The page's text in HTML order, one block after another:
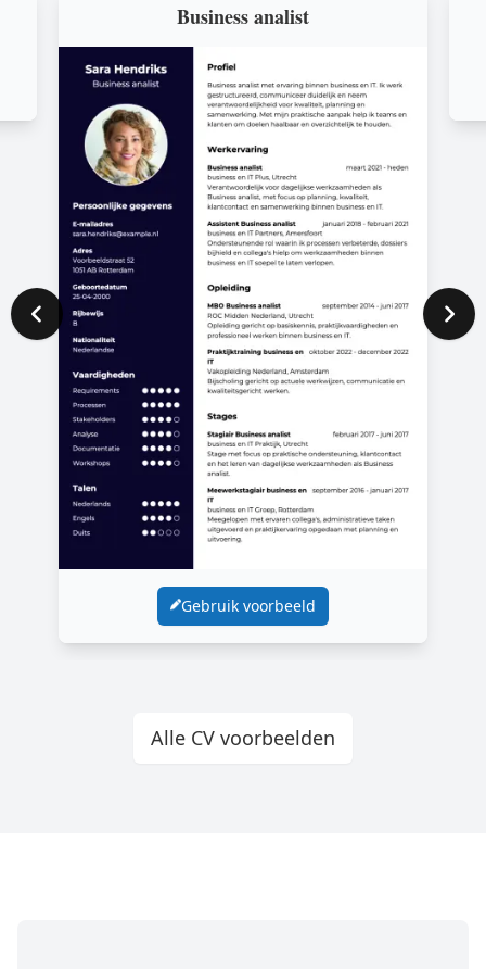
Business analist
Gebruik voorbeeld
Alle CV voorbeelden